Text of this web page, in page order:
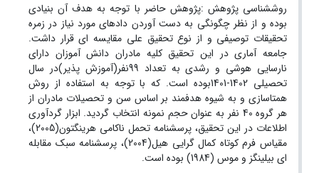
روششناسی پژوهش :پژوهش حاضر با توجه به هدف آن بنیادی
بوده و از نظر چگونگی به دست آوردن دادهای مورد نیاز در زمره
تحقیقات توصیفی و از نوع تحقیق علی مقایسه ای قرار داشت.
جامعه آماری در این تحقیق کلیه مادران دانش آموزان دارای
نارسایی هوشی و رشدی به تعداد 99نفر(آموزش پذیر)در سال
تحصیلی 1402-1401بوده است. که با توجه به استفاده از روش
همتاسازی و به شیوه هدفمند بر اساس سن و تحصیلات مادران از
هر گروه 40 نفر به عنوان حجم نمونه انتخاب گردید. ابزار گردآوری
اطلاعات در این تحقیق، پرسشنامه تحمل ناکامی هرینگتون(2005)،
مقیاس فرم کوتاه کمال گرایی هیل(2004)، پرسشنامه سبک مقابله
ای بیلینگز و موس (1984) بوده است.